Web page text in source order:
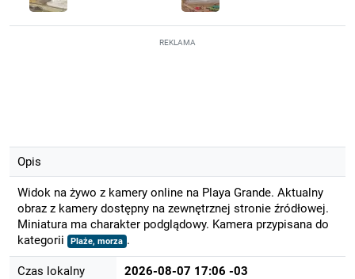
REKLAMA
Opis
Widok na żywo z kamery online na Playa Grande. Aktualny
obraz z kamery dostępny na zewnętrznej stronie źródłowej.
Miniatura ma charakter podglądowy. Kamera przypisana do
kategorii
Plaże, morza .
Czas lokalny 2026-08-07 17:06 -03